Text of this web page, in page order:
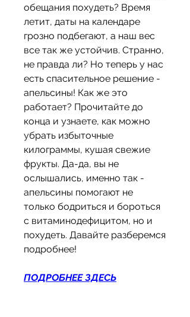
обещания похудеть? Время
летит, даты на календаре
грозно подбегают, а наш вес
все так же устойчив. Странно,
не правда ли? Но теперь у нас
есть спасительное решение -
апельсины! Как же это
работает? Прочитайте до
конца и узнаете, как можно
убрать избыточные
килограммы, кушая свежие
фрукты. Да-да, вы не
ослышались, именно так -
апельсины помогают не
только бодриться и бороться
с витаминодефицитом, но и
похудеть. Давайте разберемся
подробнее!
ПОДРОБНЕЕ ЗДЕСЬ